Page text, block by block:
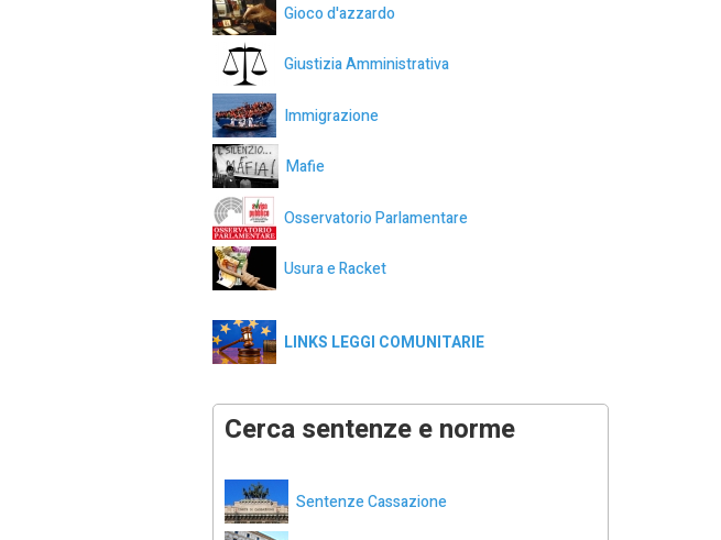
Gioco d'azzardo
Giustizia Amministrativa
Immigrazione
Mafie
Osservatorio Parlamentare
Usura e Racket
LINKS LEGGI COMUNITARIE
Cerca sentenze e norme
Sentenze Cassazione